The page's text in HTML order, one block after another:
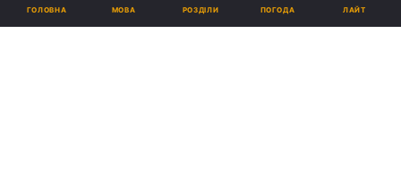
Підпишіться на нас в Google
ГОЛОВНА МОВА РОЗДІЛИ ПОГОДА ЛАЙТ